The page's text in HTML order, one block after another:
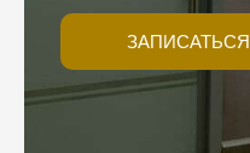
ЗАПИСАТЬСЯ